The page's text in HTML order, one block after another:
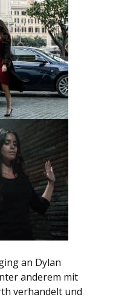
an Dylan
anderem mit
verhandelt und